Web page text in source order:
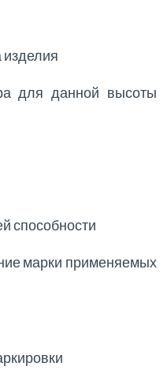
для данной высоты
способности
марки применяемых